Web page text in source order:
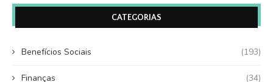
CATEGORIAS
Benefícios Sociais (193)
Finanças (34)